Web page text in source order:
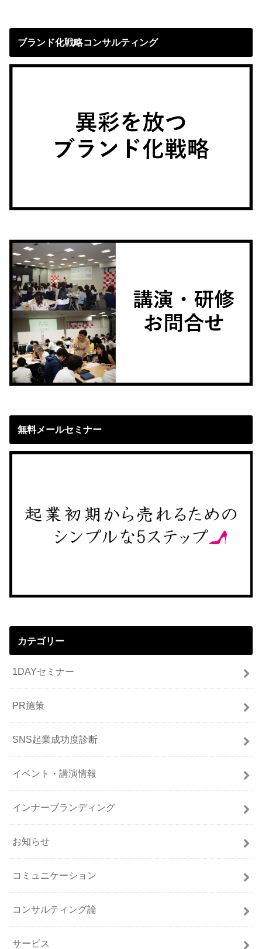
ブランド化戦略コンサルティング
無料メールセミナー
カテゴリー
1DAYセミナー
PR施策
SNS起業成功度診断
イベント・講演情報
インナーブランディング
お知らせ
コミュニケーション
コンサルティング論
サービス